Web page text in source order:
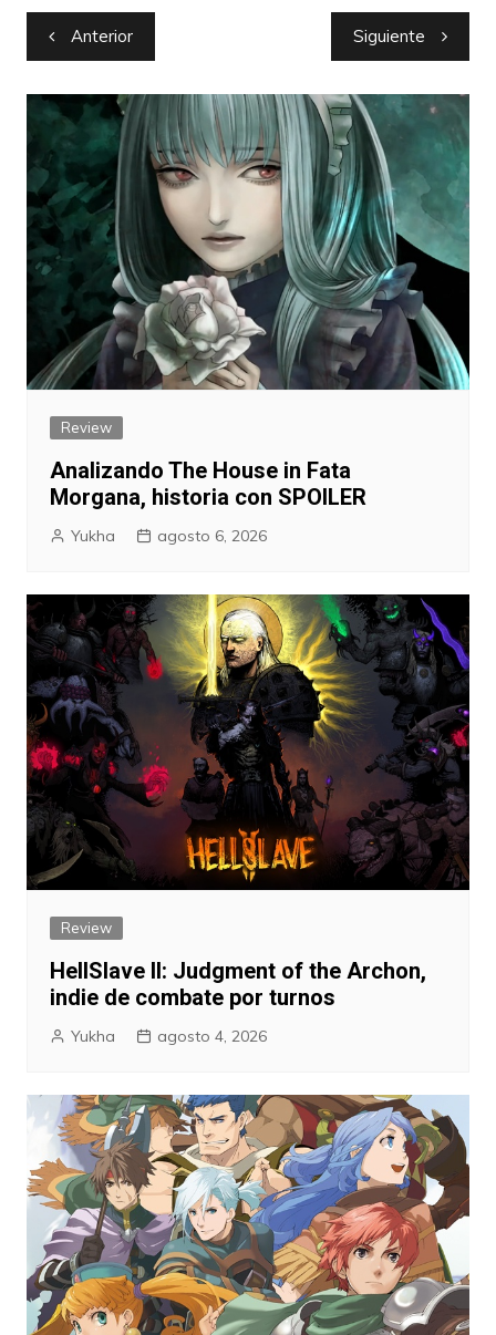
Navegación
de
entradas
Anterior Siguiente
Review
Analizando The House in Fata
Morgana, historia con SPOILER
Yukha agosto 6, 2026
Review
HellSlave II: Judgment of the Archon,
indie de combate por turnos
Yukha agosto 4, 2026